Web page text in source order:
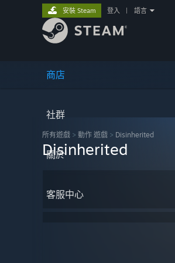
商店
社群
關於
客服中心
安裝 Steam 登入 語言
所有遊戲 > 動作 遊戲 > Disinherited
Disinherited